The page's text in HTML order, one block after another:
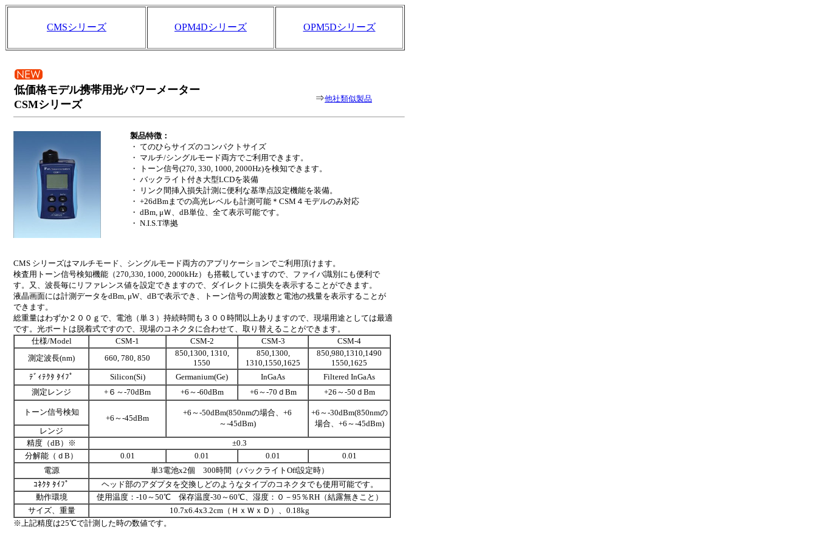
CMSシリーズ OPM4Dシリーズ OPM5Dシリーズ
低価格モデル携帯用光パワーメーター
CSMシリーズ
⇒他社類似製品
製品特徴：
・ てのひらサイズのコンパクトサイズ
・ マルチ/シングルモード両方でご利用できます。
・ トーン信号(270, 330, 1000, 2000Hz)を検知できます。
・ バックライト付き大型LCDを装備
・ リンク間挿入損失計測に便利な基準点設定機能を装備。
・ +26dBmまでの高光レベルも計測可能＊CSM４モデルのみ対応
・ dBm, μＷ、dB単位、全て表示可能です。
・ N.I.S.T準拠
CMS シリーズはマルチモード、シングルモード両方のアプリケーションでご利用頂けます。
検査用トーン信号検知機能（270,330, 1000, 2000kHz）も搭載していますので、ファイバ識別にも便利で
す。又、波長毎にリファレンス値を設定できますので、ダイレクトに損失を表示することができます。
液晶画面には計測データをdBm, μW、dBで表示でき、トーン信号の周波数と電池の残量を表示することが
できます。
総重量はわずか２００ｇで、電池（単３）持続時間も３００時間以上ありますので、現場用途としては最適
です。光ポートは脱着式ですので、現場のコネクタに合わせて、取り替えることができます。
仕様/Model
CSM-1 CSM-2 CSM-3
CSM-4
測定波長(nm)
660, 780, 850
850,1300, 1310,
1550
850,1300,
1310,1550,1625
850,980,1310,1490
1550,1625
ﾃﾞｨﾃｸﾀ ﾀｲﾌﾟ
Silicon(Si) Germanium(Ge) InGaAs
Filtered InGaAs
測定レンジ
+６～-70dBm +6～-60dBm +6～-70ｄBm +26～-50ｄBm
トーン信号検知
+6～-45dBm
+6～-50dBm(850nmの場合、+6
～-45dBm)
+6～-30dBm(850nmの
場合、+6～-45dBm)
レンジ
精度（dB）※
±0.3
分解能（ｄB）
0.01 0.01 0.01
0.01
電源
単3電池x2個 300時間（バックライトOff設定時）
ｺﾈｸﾀ ﾀｲﾌﾟ
ヘッド部のアダプタを交換しどのようなタイプのコネクタでも使用可能です。
動作環境
使用温度：-10～50℃ 保存温度-30～60℃、湿度：０－95％RH（結露無きこと）
サイズ、重量
10.7x6.4x3.2cm（ＨｘＷｘＤ）、0.18kg
※上記精度は25℃で計測した時の数値です。